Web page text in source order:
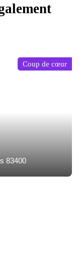
83400
Coup de cœur